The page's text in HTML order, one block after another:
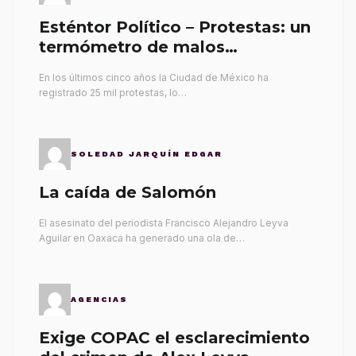
Esténtor Político – Protestas: un
termómetro de malos
En los últimos cinco años la Ciudad de México ha
registrado 25 mil protestas, lo…
SOLEDAD JARQUÍN EDGAR
La caída de Salomón
El asesinato del periodista Francisco Alejandro Leyva
Aguilar en Oaxaca ha generado una ola de…
AGENCIAS
Exige COPAC el esclarecimiento